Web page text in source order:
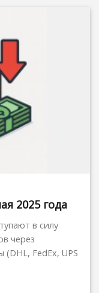
2025 года
в силу
через
FedEx, UPS